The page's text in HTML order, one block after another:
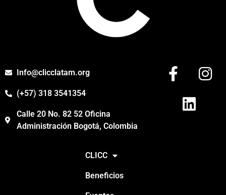
Info@clicclatam.org
(+57) 318 3541354
Calle 20 No. 82 52 Oficina
Administración Bogotá, Colombia
CLICC
Beneficios